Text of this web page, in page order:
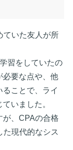
ていた友人が所
習をしていたの
必要な点や、他
ことで、ライ
いました。
が、CPAの合格
た現代的なシス